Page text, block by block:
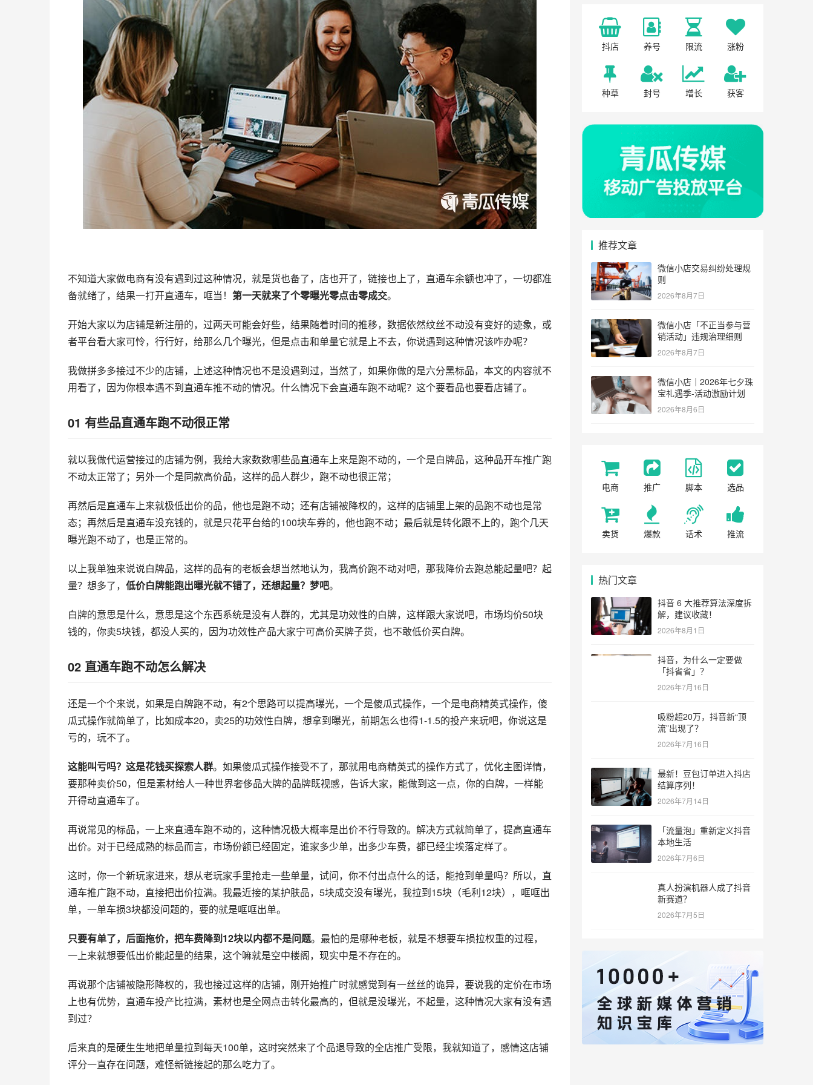
不知道大家做电商有没有遇到过这种情况，就是货也备了，店也开了，链接也上了，直通车余额也冲了，一切都准
备就绪了，结果一打开直通车，哐当！ 第一天就来了个零曝光零点击零成交。
开始大家以为店铺是新注册的，过两天可能会好些，结果随着时间的推移，数据依然纹丝不动没有变好的迹象，或
者平台看大家可怜，行行好，给那么几个曝光，但是点击和单量它就是上不去，你说遇到这种情况该咋办呢？
我做拼多多接过不少的店铺，上述这种情况也不是没遇到过，当然了，如果你做的是六分黑标品，本文的内容就不
用看了，因为你根本遇不到直通车推不动的情况。什么情况下会直通车跑不动呢？这个要看品也要看店铺了。
01 有些品直通车跑不动很正常
就以我做代运营接过的店铺为例，我给大家数数哪些品直通车上来是跑不动的，一个是白牌品，这种品开车推广跑
不动太正常了；另外一个是同款高价品，这样的品人群少，跑不动也很正常；
再然后是直通车上来就极低出价的品，他也是跑不动；还有店铺被降权的，这样的店铺里上架的品跑不动也是常
态；再然后是直通车没充钱的，就是只花平台给的100块车券的，他也跑不动；最后就是转化跟不上的，跑个几天
曝光跑不动了，也是正常的。
以上我单独来说说白牌品，这样的品有的老板会想当然地认为，我高价跑不动对吧，那我降价去跑总能起量吧？起
量？想多了， 低价白牌能跑出曝光就不错了，还想起量？梦吧。
白牌的意思是什么，意思是这个东西系统是没有人群的，尤其是功效性的白牌，这样跟大家说吧，市场均价50块
钱的，你卖5块钱，都没人买的，因为功效性产品大家宁可高价买牌子货，也不敢低价买白牌。
02 直通车跑不动怎么解决
还是一个个来说，如果是白牌跑不动，有2个思路可以提高曝光，一个是傻瓜式操作，一个是电商精英式操作，傻
瓜式操作就简单了，比如成本20，卖25的功效性白牌，想拿到曝光，前期怎么也得1-1.5的投产来玩吧，你说这是
亏的，玩不了。
这能叫亏吗？这是花钱买探索人群。如果傻瓜式操作接受不了，那就用电商精英式的操作方式了，优化主图详情，
要那种卖价50，但是素材给人一种世界奢侈品大牌的品牌既视感，告诉大家，能做到这一点，你的白牌，一样能
开得动直通车了。
再说常见的标品，一上来直通车跑不动的，这种情况极大概率是出价不行导致的。解决方式就简单了，提高直通车
出价。对于已经成熟的标品而言，市场份额已经固定，谁家多少单，出多少车费，都已经尘埃落定样了。
这时，你一个新玩家进来，想从老玩家手里抢走一些单量，试问，你不付出点什么的话，能抢到单量吗？所以，直
通车推广跑不动，直接把出价拉满。我最近接的某护肤品，5块成交没有曝光，我拉到15块（毛利12块），哐哐出
单，一单车损3块都没问题的，要的就是哐哐出单。
只要有单了，后面拖价，把车费降到12块以内都不是问题。最怕的是哪种老板，就是不想要车损拉权重的过程，
一上来就想要低出价能起量的结果，这个嘛就是空中楼阁，现实中是不存在的。
再说那个店铺被隐形降权的，我也接过这样的店铺，刚开始推广时就感觉到有一丝丝的诡异，要说我的定价在市场
上也有优势，直通车投产比拉满，素材也是全网点击转化最高的，但就是没曝光，不起量，这种情况大家有没有遇
到过？
后来真的是硬生生地把单量拉到每天100单，这时突然来了个品退导致的全店推广受限，我就知道了，感情这店铺
评分一直存在问题，难怪新链接起的那么吃力了。
抖店 养号 限流 涨粉
种草 封号 增长 获客
推荐文章
微信小店交易纠纷处理规
则
2026年8月7日
微信小店「不正当参与营
销活动」违规治理细则
2026年8月7日
微信小店｜2026年七夕珠
宝礼遇季-活动激励计划
2026年8月6日
电商 推广 脚本 选品
卖货 爆款 话术 推流
热门文章
抖音 6 大推荐算法深度拆
解，建议收藏！
2026年8月1日
抖音，为什么一定要做
「抖省省」？
2026年7月16日
吸粉超20万，抖音新“顶
流”出现了？
2026年7月16日
最新！豆包订单进入抖店
结算序列！
2026年7月14日
「流量泡」重新定义抖音
本地生活
2026年7月6日
真人扮演机器人成了抖音
新赛道？
2026年7月5日